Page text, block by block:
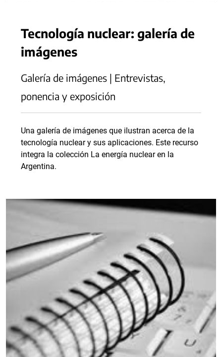
Tecnología nuclear: galería de
imágenes
Galería de imágenes | Entrevistas,
ponencia y exposición
Una galería de imágenes que ilustran acerca de la
tecnología nuclear y sus aplicaciones. Este recurso
integra la colección La energía nuclear en la
Argentina.